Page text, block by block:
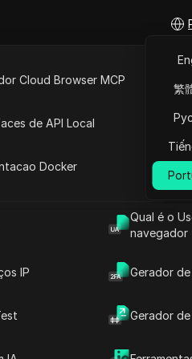
Qual é o
navegador
IP Gerador
Gerador de
Cloud Browser MCP
de API Local
Docker
繁
a
Abrir no ChatGPT
Fazer perguntas sobre
Abrir no Claude
Você já imaginou como